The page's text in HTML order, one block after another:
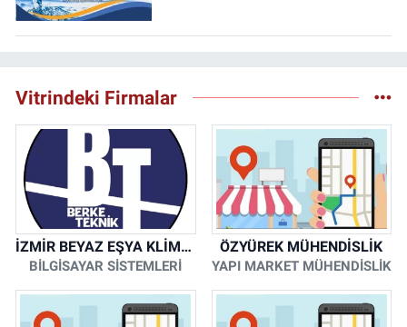
Vitrindeki Firmalar
İZMİR BEYAZ EŞYA KLİMA KOMBİ SERVİSİ
BİLGİSAYAR SİSTEMLERİ
ÖZYÜREK MÜHENDİSLİK
YAPI MARKET MÜHENDİSLİK